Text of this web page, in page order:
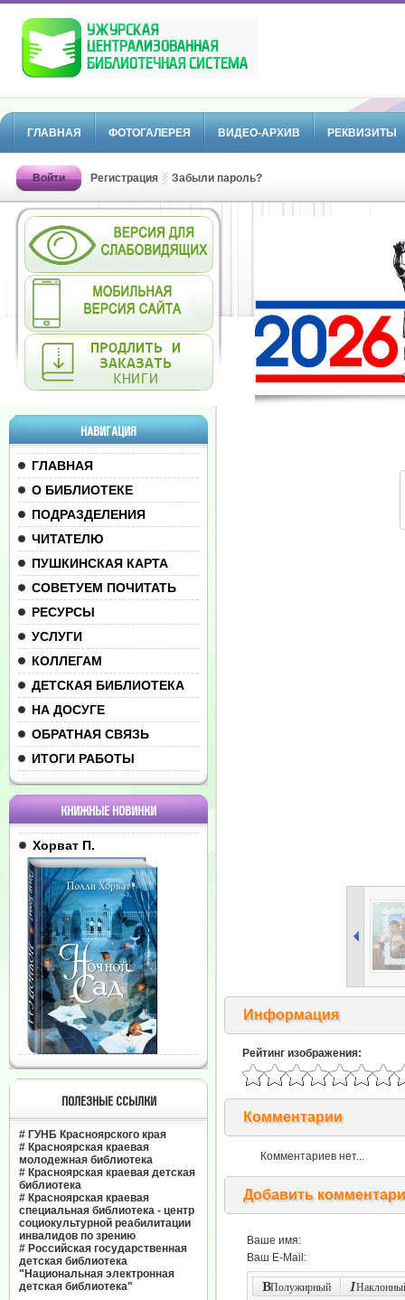
ГЛАВНАЯ ФОТОГАЛЕРЕЯ ВИДЕО-АРХИВ РЕКВИЗИТЫ
Войти Регистрация Забыли пароль?
НАВИГАЦИЯ
ГЛАВНАЯ
О БИБЛИОТЕКЕ
ПОДРАЗДЕЛЕНИЯ
ЧИТАТЕЛЮ
ПУШКИНСКАЯ КАРТА
СОВЕТУЕМ ПОЧИТАТЬ
РЕСУРСЫ
УСЛУГИ
КОЛЛЕГАМ
ДЕТСКАЯ БИБЛИОТЕКА
НА ДОСУГЕ
ОБРАТНАЯ СВЯЗЬ
ИТОГИ РАБОТЫ
КНИЖНЫЕ НОВИНКИ
Хорват П.
ПОЛЕЗНЫЕ ССЫЛКИ
# ГУНБ Красноярского края
# Красноярская краевая
молодежная библиотека
# Красноярская краевая детская
библиотека
# Красноярская краевая
специальная библиотека - центр
социокультурной реабилитации
инвалидов по зрению
# Российская государственная
детская библиотека
"Национальная электронная
детская библиотека"
Информация
Рейтинг изображения:
Комментарии
Комментариев нет...
Добавить
Ваше имя:
Ваш E-Mail:
Полужирный